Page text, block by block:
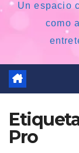
Un espacio
como
Pro